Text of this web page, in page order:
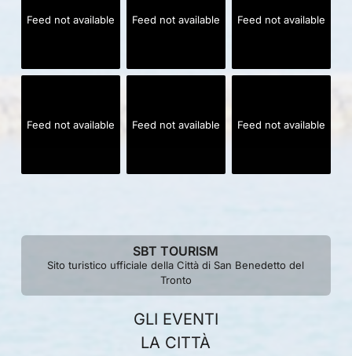
Feed not available Feed not available Feed not available
Feed not available Feed not available Feed not available
SBT TOURISM
Sito turistico ufficiale della Città di San Benedetto del
Tronto
GLI EVENTI
LA CITTÀ